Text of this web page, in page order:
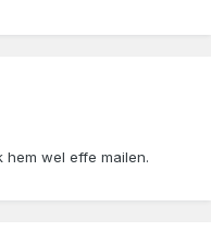
hem wel effe mailen.